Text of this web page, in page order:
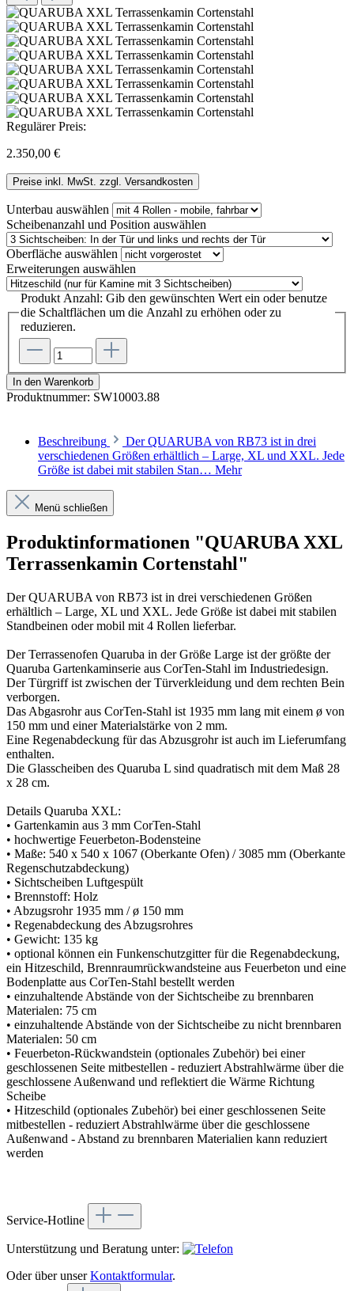
Regulärer Preis:
2.350,00 €
Preise inkl. MwSt. zzgl. Versandkosten
Unterbau auswählen
Scheibenanzahl und Position auswählen
Oberfläche auswählen
Erweiterungen auswählen
Produkt Anzahl: Gib den gewünschten Wert ein oder benutze
die Schaltflächen um die Anzahl zu erhöhen oder zu
reduzieren.
In den Warenkorb
Produktnummer: SW10003.88
Beschreibung
Der QUARUBA von RB73 ist in drei
verschiedenen Größen erhältlich – Large, XL und XXL. Jede
Größe ist dabei mit stabilen Stan… Mehr
Menü schließen
Produktinformationen "QUARUBA XXL
Terrassenkamin Cortenstahl"
Der QUARUBA von RB73 ist in drei verschiedenen Größen
erhältlich – Large, XL und XXL. Jede Größe ist dabei mit stabilen
Standbeinen oder mobil mit 4 Rollen lieferbar.
Der Terrassenofen Quaruba in der Größe Large ist der größte der
Quaruba Gartenkaminserie aus CorTen-Stahl im Industriedesign.
Der Türgriff ist zwischen der Türverkleidung und dem rechten Bein
verborgen.
Das Abgasrohr aus CorTen-Stahl ist 1935 mm lang mit einem ø von
150 mm und einer Materialstärke von 2 mm.
Eine Regenabdeckung für das Abzusgrohr ist auch im Lieferumfang
enthalten.
Die Glasscheiben des Quaruba L sind quadratisch mit dem Maß 28
x 28 cm.
Details Quaruba XXL:
• Gartenkamin aus 3 mm CorTen-Stahl
• hochwertige Feuerbeton-Bodensteine
• Maße: 540 x 540 x 1067 (Oberkante Ofen) / 3085 mm (Oberkante
Regenschutzabdeckung)
• Sichtscheiben Luftgespült
• Brennstoff: Holz
• Abzugsrohr 1935 mm / ø 150 mm
• Regenabdeckung des Abzugsrohres
• Gewicht: 135 kg
• optional können ein Funkenschutzgitter für die Regenabdeckung,
ein Hitzeschild, Brennraumrückwandsteine aus Feuerbeton und eine
Bodenplatte aus CorTen-Stahl bestellt werden
• einzuhaltende Abstände von der Sichtscheibe zu brennbaren
Materialen: 75 cm
• einzuhaltende Abstände von der Sichtscheibe zu nicht brennbaren
Materialen: 50 cm
• Feuerbeton-Rückwandstein (optionales Zubehör) bei einer
geschlossenen Seite mitbestellen - reduziert Abstrahlwärme über die
geschlossene Außenwand und reflektiert die Wärme Richtung
Scheibe
• Hitzeschild (optionales Zubehör) bei einer geschlossenen Seite
mitbestellen - reduziert Abstrahlwärme über die geschlossene
Außenwand - Abstand zu brennbaren Materialien kann reduziert
werden
Service-Hotline
Unterstützung und Beratung unter:
Oder über unserKontaktformular.